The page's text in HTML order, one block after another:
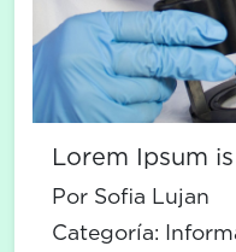
Lorem Ipsum
Por Sofia Lujan
Categoría: